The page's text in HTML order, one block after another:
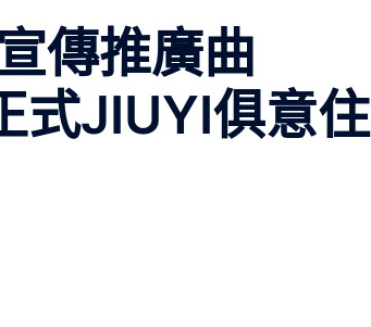
傳推廣曲
式JIUYI俱意住